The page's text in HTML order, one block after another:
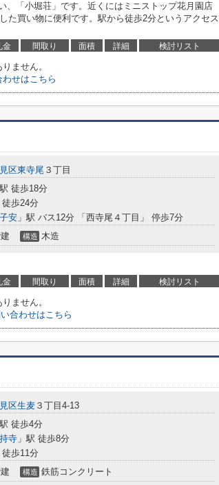
、「小堀荘」です。近くにはミニストップ花月園店
た買い物に便利です。駅から徒歩2分というアクセス
金 間取り 面積 詳細 検討リスト
ません。
せはこちら
区東寺尾 ３丁目
徒歩18分
徒歩24分
安 」駅 バス12分 「西寺尾４丁目」 停歩7分
構造 木造
金 間取り 面積 詳細 検討リスト
ません。
合わせはこちら
区生麦 ３丁目4-13
徒歩4分
寺 」駅 徒歩8分
徒歩11分
構造 鉄筋コンクリート